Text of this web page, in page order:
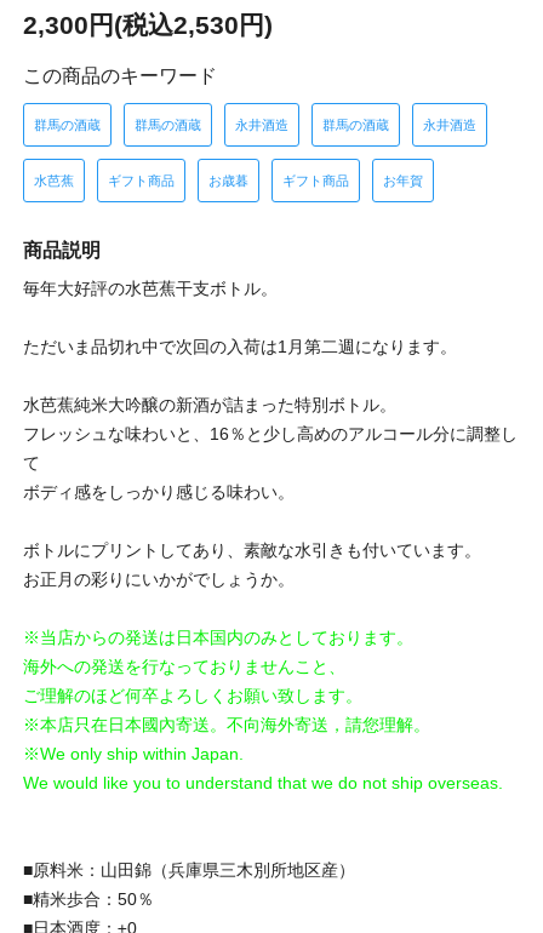
2,300円(税込2,530円)
この商品のキーワード
群馬の酒蔵 群馬の酒蔵 永井酒造 群馬の酒蔵 永井酒造
水芭蕉 ギフト商品 お歳暮 ギフト商品 お年賀
商品説明
毎年大好評の水芭蕉干支ボトル。
ただいま品切れ中で次回の入荷は1月第二週になります。
水芭蕉純米大吟醸の新酒が詰まった特別ボトル。
フレッシュな味わいと、16％と少し高めのアルコール分に調整し
て
ボディ感をしっかり感じる味わい。
ボトルにプリントしてあり、素敵な水引きも付いています。
お正月の彩りにいかがでしょうか。
※当店からの発送は日本国内のみとしております。
海外への発送を行なっておりませんこと、
ご理解のほど何卒よろしくお願い致します。
※本店只在日本國內寄送。不向海外寄送，請您理解。
※We only ship within Japan.
We would like you to understand that we do not ship overseas.
■原料米：山田錦（兵庫県三木別所地区産）
■精米歩合：50％
■日本酒度：±0